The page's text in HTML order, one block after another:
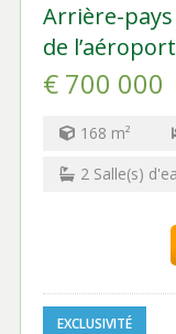
Arrière-pays
de
€ 700 000
168 m²
2 Salle(s)
EXCLUSIVITÉ